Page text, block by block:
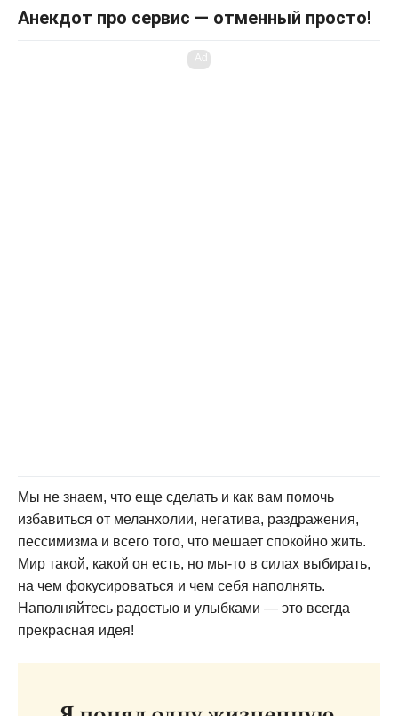
Анекдот про сервис — отменный просто!
Ad
Мы не знаем, что еще сделать и как вам помочь
избавиться от меланхолии, негатива, раздражения,
пессимизма и всего того, что мешает спокойно жить.
Мир такой, какой он есть, но мы-то в силах выбирать,
на чем фокусироваться и чем себя наполнять.
Наполняйтесь радостью и улыбками — это всегда
прекрасная идея!